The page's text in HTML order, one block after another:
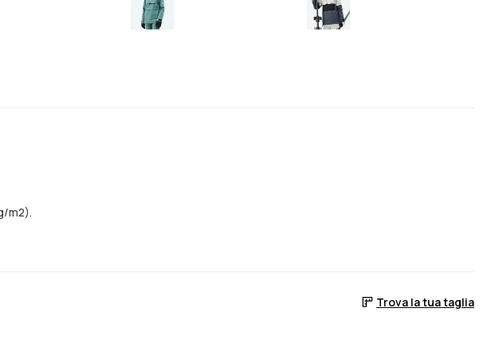
m2).
Trova la tua taglia
nuovo disponibile
sarà di nuovo disponibile
avvisato quando sarà di nuovo disponibile